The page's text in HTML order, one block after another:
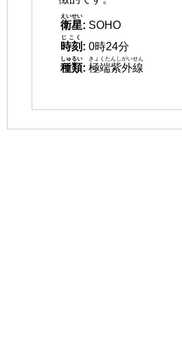
衛星
えいせい
: SOHO
時刻
じこく
: 0時24分
種類
しゅるい
: 極端紫外線
きょくたんしがいせん